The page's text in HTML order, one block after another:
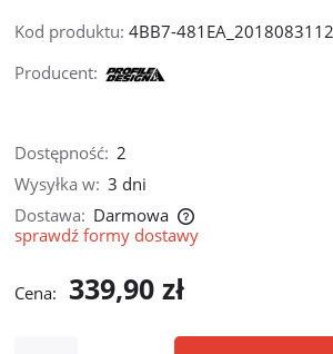
Kod produktu: 4BB7-
Producent:
Dostępność: 2
Wysyłka w: 3 dni
Dostawa: Darmowa
sprawdź formy dostawy
Cena: 339,90 zł